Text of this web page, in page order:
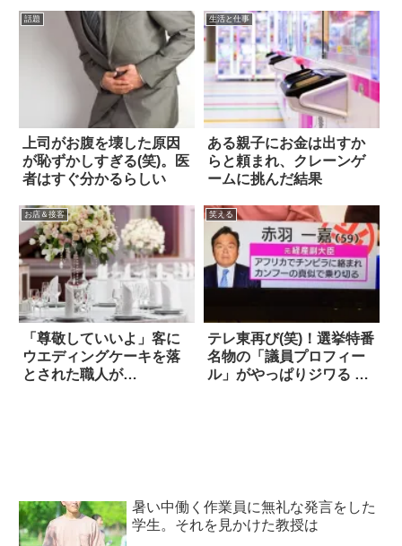
話題
上司がお腹を壊した原因
が恥ずかしすぎる(笑)。医
者はすぐ分かるらしい
生活と仕事
ある親子にお金は出すか
らと頼まれ、クレーンゲ
ームに挑んだ結果
お店＆接客
「尊敬していいよ」客に
ウエディングケーキを落
とされた職人が…
笑える
テレ東再び(笑)！選挙特番
名物の「議員プロフィー
ル」がやっぱりジワる 7
暑い中働く作業員に無礼な発言をした
学生。それを見かけた教授は